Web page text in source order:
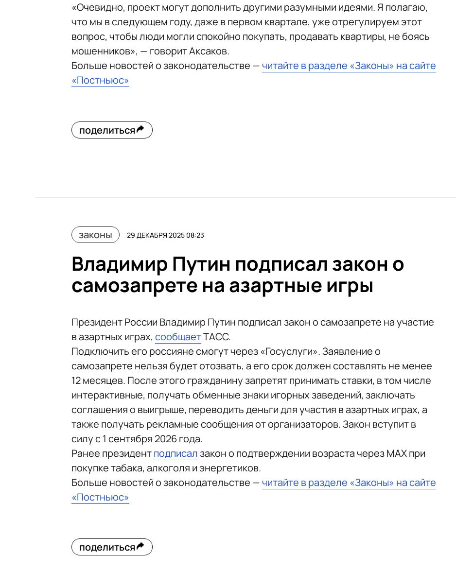
«Очевидно, проект могут дополнить другими разумными идеями. Я полагаю,
что мы в следующем году, даже в первом квартале, уже отрегулируем этот
вопрос, чтобы люди могли спокойно покупать, продавать квартиры, не боясь
мошенников», — говорит Аксаков.
Больше новостей о законодательстве —читайте в разделе «Законы» на сайте
«Постньюс»
поделиться
законы 29 ДЕКАБРЯ 2025 08:23
Владимир Путин подписал закон о
самозапрете на азартные игры
Президент России Владимир Путин подписал закон о самозапрете на участие
в азартных играх, сообщаетТАСС.
Подключить его россияне смогут через «Госуслуги». Заявление о
самозапрете нельзя будет отозвать, а его срок должен составлять не менее
12 месяцев. После этого гражданину запретят принимать ставки, в том числе
интерактивные, получать обменные знаки игорных заведений, заключать
соглашения о выигрыше, переводить деньги для участия в азартных играх, а
также получать рекламные сообщения от организаторов. Закон вступит в
силу с 1 сентября 2026 года.
Ранее президентподписалзакон о подтверждении возраста через МАХ при
покупке табака, алкоголя и энергетиков.
Больше новостей о законодательстве —читайте в разделе «Законы» на сайте
«Постньюс»
поделиться